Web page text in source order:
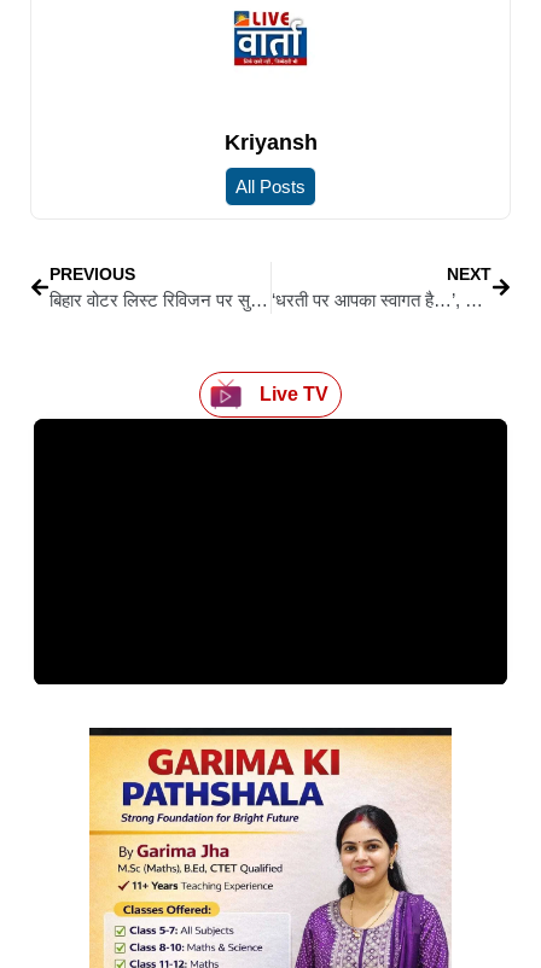
Kriyansh
All Posts
PREVIOUS
बिहार वोटर लिस्ट रिविजन पर सुप्रीम कोर्ट की मुहर, प्रक्रिया पर रोक से इनकार
NEXT
‘धरती पर आपका स्वागत है…’, शुभांशु शुक्ला की वापसी पर बोले पीएम मोदी, रक्षा मंत्री समेत कई नेताओं ने दी बधाई
Live TV